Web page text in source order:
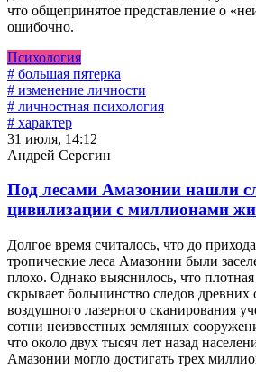
что общепринятое представление о
ошибочно.
Психология
# большая пятерка
# изменение личности
# личностная психология
# характер
31 июля, 14:12
Андрей Серегин
Под лесами Амазонии нашли
цивилизации с миллионами
Долгое время считалось, что до
тропические леса Амазонии были
плохо. Однако выяснилось, что плотная
скрывает большинство следов
воздушного лазерного сканирования
сотни неизвестных земляных
что около двух тысяч лет назад
Амазонии могло достигать трех